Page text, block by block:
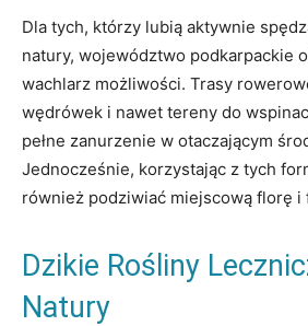
Dla tych, którzy lubią aktywnie
natury, województwo podkarpackie
wachlarz możliwości. Trasy
wędrówek i nawet tereny do
pełne zanurzenie w otaczającym
Jednocześnie, korzystając z tych
również podziwiać miejscową florę i
Dzikie Rośliny
Natury